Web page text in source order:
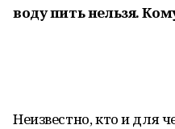
воду пить нельзя.
Неизвестно, кто и для